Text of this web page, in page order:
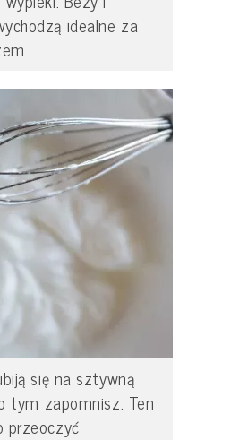
idealne za
się na sztywną
tym zapomnisz. Ten
przeoczyć